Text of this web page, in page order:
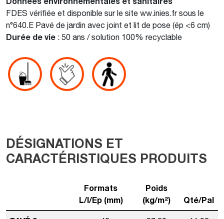
FDES vérifiée et disponible sur le site ww.inies.fr sous le
n°640.E Pavé de jardin avec joint et lit de pose (ép <6 cm)
Durée de vie : 50 ans / solution 100% recyclable
DÉSIGNATIONS ET
CARACTÉRISTIQUES PRODUITS
Formats
L/l/Ep (mm)
Poids
(kg/m²)
Qté/Pal